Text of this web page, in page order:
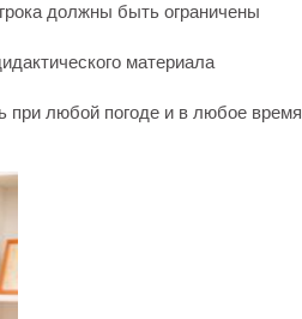
должны быть ограничены
материала
при любой погоде и в любое время